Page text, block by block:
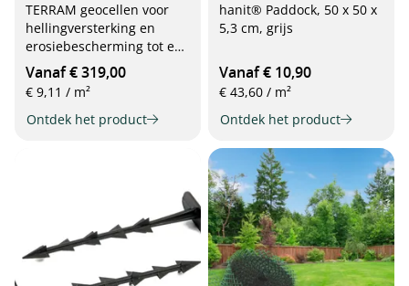
TERRAM geocellen voor
hellingversterking en
erosiebescherming tot een
hellingshoek van 45°
Vanaf € 319,00
€ 9,11 / m²
Ontdek het product
hanit® Paddock, 50 x 50 x
5,3 cm, grijs
Vanaf € 10,90
€ 43,60 / m²
Ontdek het product